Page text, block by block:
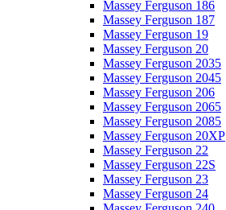
Massey Ferguson 186
Massey Ferguson 187
Massey Ferguson 19
Massey Ferguson 20
Massey Ferguson 2035
Massey Ferguson 2045
Massey Ferguson 206
Massey Ferguson 2065
Massey Ferguson 2085
Massey Ferguson 20XP
Massey Ferguson 22
Massey Ferguson 22S
Massey Ferguson 23
Massey Ferguson 24